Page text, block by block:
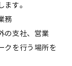
す。
務
の支社、営業
クを行う場所を